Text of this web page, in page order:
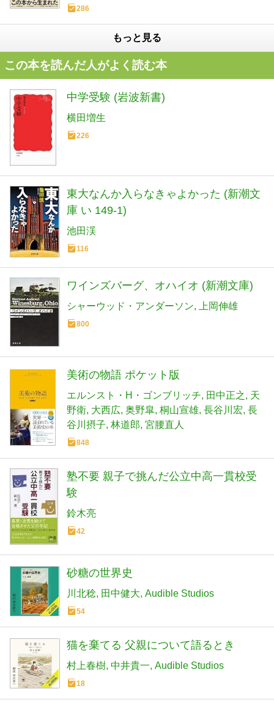
286
もっと見る
この本を読んだ人がよく読む本
中学受験 (岩波新書)
横田増生
226
東大なんか入らなきゃよかった (新潮文
庫 い 149-1)
池田渓
116
ワインズバーグ、オハイオ (新潮文庫)
シャーウッド・アンダーソン 上岡伸雄
800
美術の物語 ポケット版
エルンスト・H・ゴンブリッチ 田中正之
天
野衛 大西広 奥野皐 桐山宣雄 長谷川宏 長
谷川摂子 林道郎 宮腰直人
848
塾不要 親子で挑んだ公立中高一貫校受
験
鈴木亮
42
砂糖の世界史
川北稔 田中健大 Audible Studios
54
猫を棄てる 父親について語るとき
村上春樹 中井貴一 Audible Studios
18